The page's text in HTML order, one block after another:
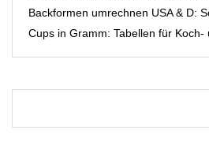
Backformen umrechnen USA & D:
Cups in Gramm: Tabellen für Koch-